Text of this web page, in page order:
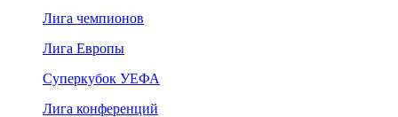
Лига чемпионов
Лига Европы
Суперкубок УЕФА
Лига конференций